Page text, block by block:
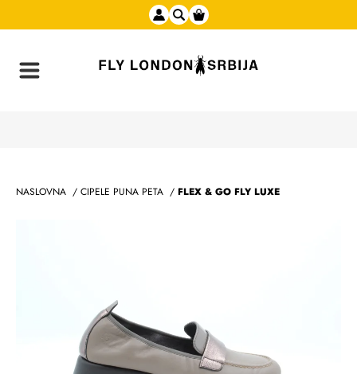
NASLOVNA / CIPELE PUNA PETA / FLEX & GO FLY LUXE